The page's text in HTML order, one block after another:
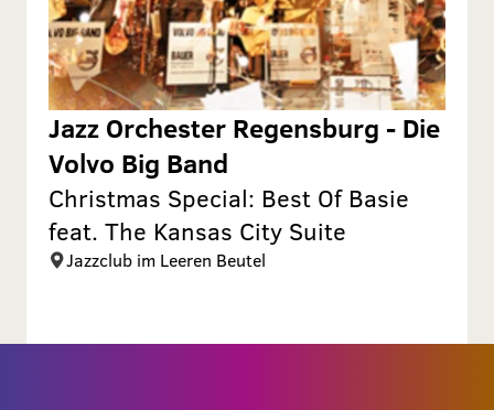
Jazz Orchester Regensburg - Die
Volvo Big Band
Christmas Special: Best Of Basie
feat. The Kansas City Suite
Jazzclub im Leeren Beutel